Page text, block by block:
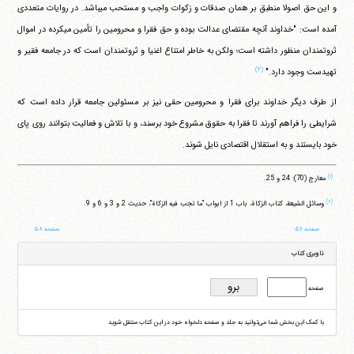
و این حق اصولا منطبق بر همان صدقات و زکوات واجب و مستحب می‎باشد. در روایات متعددی
آمده است:
"خداوند آنچه مقتضای عدالت بوده و حق فقرا و محرومین را تأمین می‎کرده در اموال
ثروتمندان منظور داشته است؛ ولکن به خاطر امتناع اغنیا و ثروتمندان است که در جامعه فقیر و
تهیدست وجود دارد."(۲)
از طرف دیگر خداوند برای فقرا و محرومین حقی نیز بر مسئولین جامعه قرار داده است که
شرایطی را فراهم آورند تا فقرا به حقوق مشروع خود برسند، و با تلاش و فعالیت بتوانند روی پای
خود بایستند و به استقلال اقتصادی نایل شوند.
(۱) معارج (70): 24 و 25.
(۲) وسائل الشیعة، کتاب الزکاة، باب 1 از ابواب "ما تجب فیه الزکاة"، حدیث 2 و 3 و 6 و 9.
صفحه ۵۶ صفحه ۵۸
ناوبری کتاب
صفحه
با کمک این بخش شما می‌توانید به جلد و صفحه دلخواه خود در این کتاب منتقل شوید